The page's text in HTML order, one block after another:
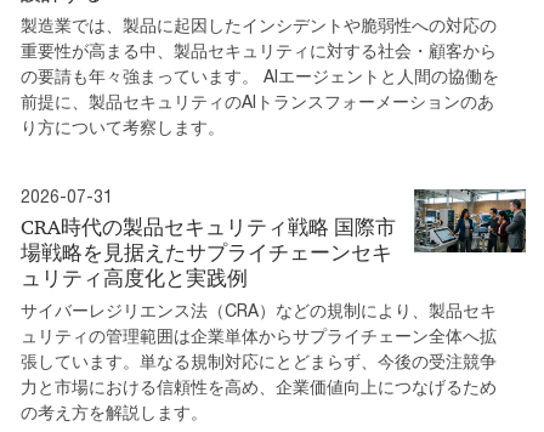
製造業では、製品に起因したインシデントや脆弱性への対応の
重要性が高まる中、製品セキュリティに対する社会・顧客から
の要請も年々強まっています。 AIエージェントと人間の協働を
前提に、製品セキュリティのAIトランスフォーメーションのあ
り方について考察します。
2026-07-31
CRA時代の製品セキュリティ戦略 国際市
場戦略を見据えたサプライチェーンセキ
ュリティ高度化と実践例
サイバーレジリエンス法（CRA）などの規制により、製品セキ
ュリティの管理範囲は企業単体からサプライチェーン全体へ拡
張しています。単なる規制対応にとどまらず、今後の受注競争
力と市場における信頼性を高め、企業価値向上につなげるため
の考え方を解説します。